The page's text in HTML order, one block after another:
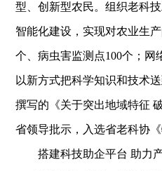
型、创新型农民。组织老科
智能化建设，实现对农业生
个、病虫害监测点100个；网
以新方式把科学知识和技术
撰写的《关于突出地域特征
省领导批示，入选省老科协《
搭建科技助企平台 助力